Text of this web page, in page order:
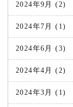
2024年9月 (2)
2024年7月 (1)
2024年6月 (3)
2024年4月 (2)
2024年3月 (1)